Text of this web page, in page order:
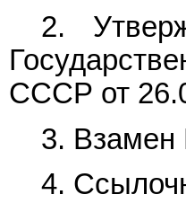
2.
СССР от
3. Взамен
4.